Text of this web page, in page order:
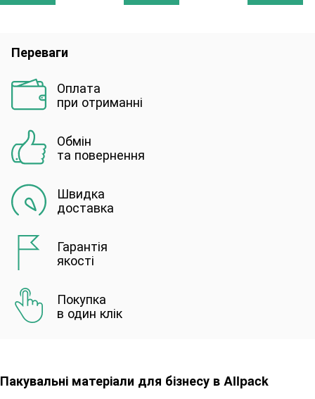
Переваги
Оплата
при отриманні
Обмін
та повернення
Швидка
доставка
Гарантія
якості
Покупка
в один клік
Пакувальні матеріали для бізнесу в Allpack